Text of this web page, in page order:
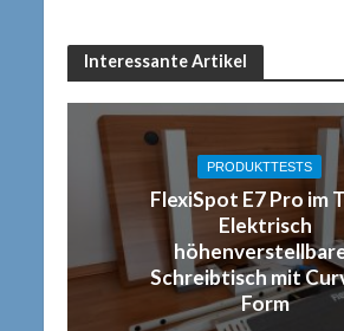
Interessante Artikel
PRODUKTTESTS
FlexiSpot E7 Pro im
Elektrisch
Schreibtisch mit
Form